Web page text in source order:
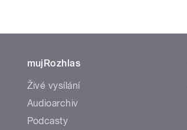
mujRozhlas
Živé vysílání
Audioarchiv
Podcasty